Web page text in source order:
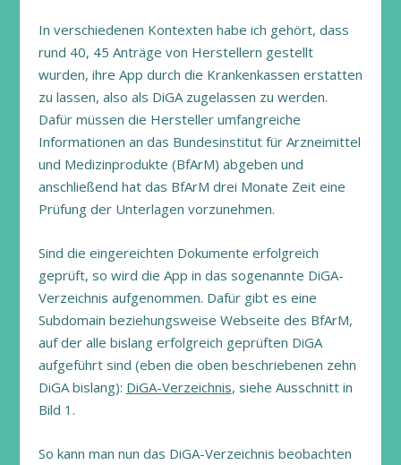
In verschiedenen Kontexten habe ich gehört, dass
rund 40, 45 Anträge von Herstellern gestellt
wurden, ihre App durch die Krankenkassen erstatten
zu lassen, also als DiGA zugelassen zu werden.
Dafür müssen die Hersteller umfangreiche
Informationen an das Bundesinstitut für Arzneimittel
und Medizinprodukte (BfArM) abgeben und
anschließend hat das BfArM drei Monate Zeit eine
Prüfung der Unterlagen vorzunehmen.
Sind die eingereichten Dokumente erfolgreich
geprüft, so wird die App in das sogenannte DiGA-
Verzeichnis aufgenommen. Dafür gibt es eine
Subdomain beziehungsweise Webseite des BfArM,
auf der alle bislang erfolgreich geprüften DiGA
aufgeführt sind (eben die oben beschriebenen zehn
DiGA bislang): DiGA-Verzeichnis, siehe Ausschnitt in
Bild 1.
So kann man nun das DiGA-Verzeichnis beobachten